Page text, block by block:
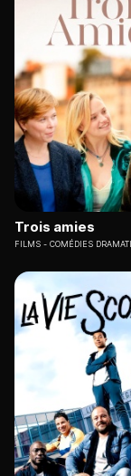
Trois amies
FILMS COMÉDIES